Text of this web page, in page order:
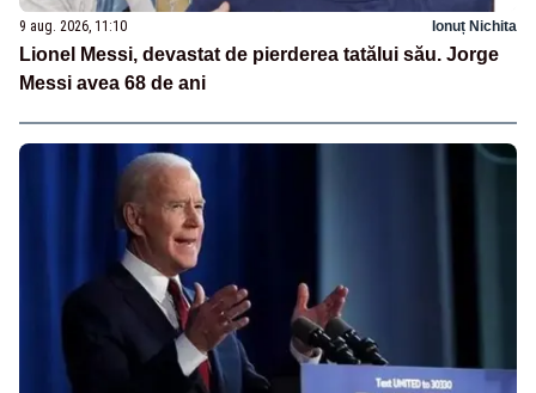
9 aug. 2026, 11:10 Ionuț Nichita
Lionel Messi, devastat de pierderea tatălui său. Jorge
Messi avea 68 de ani